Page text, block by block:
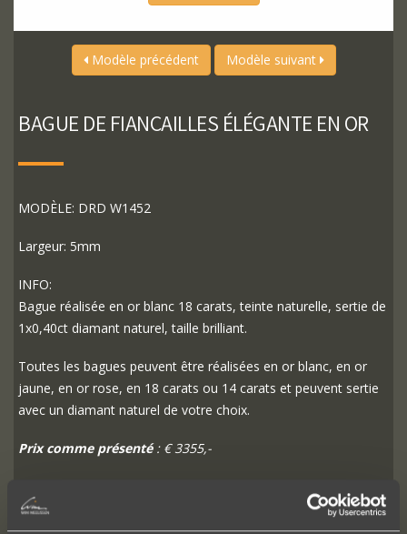
Modèle précédent Modèle suivant
BAGUE DE FIANÇAILLES ÉLÉGANTE EN OR
MODÈLE: DRD W1452
Largeur: 5mm
INFO:
Bague réalisée en or blanc 18 carats, teinte naturelle, sertie de
1x0,40ct diamant naturel, taille brilliant.
Toutes les bagues peuvent être réalisées en or blanc, en or
jaune, en or rose, en 18 carats ou 14 carats et peuvent sertie
avec un diamant naturel de votre choix.
Prix comme présenté: € 3355,-
PLUS D'INFO